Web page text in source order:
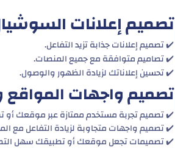
تصميم إعلانات
✔️ تصميم إعلانات جذابة تزيد التفاعل.
✔️ تصاميم متوافقة مع جميع المنصات.
✔️ تحسين إعلاناتك لزيادة الظهور والوصول.
تصميم واجهات المواقع
✔️ تصميم تجربة مستخدم ممتازة عبر موقعك أو
✔️ تصميم واجهات متجاوبة لزيادة التفاعل مع
✔️ تصميمات تجعل موقعك أو تطبيقك سهل